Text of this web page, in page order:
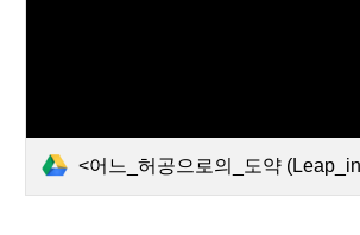
<어느_허공으로의_도약 (Leap_into_a_Void)> 2020. zoom을 이용한 퍼